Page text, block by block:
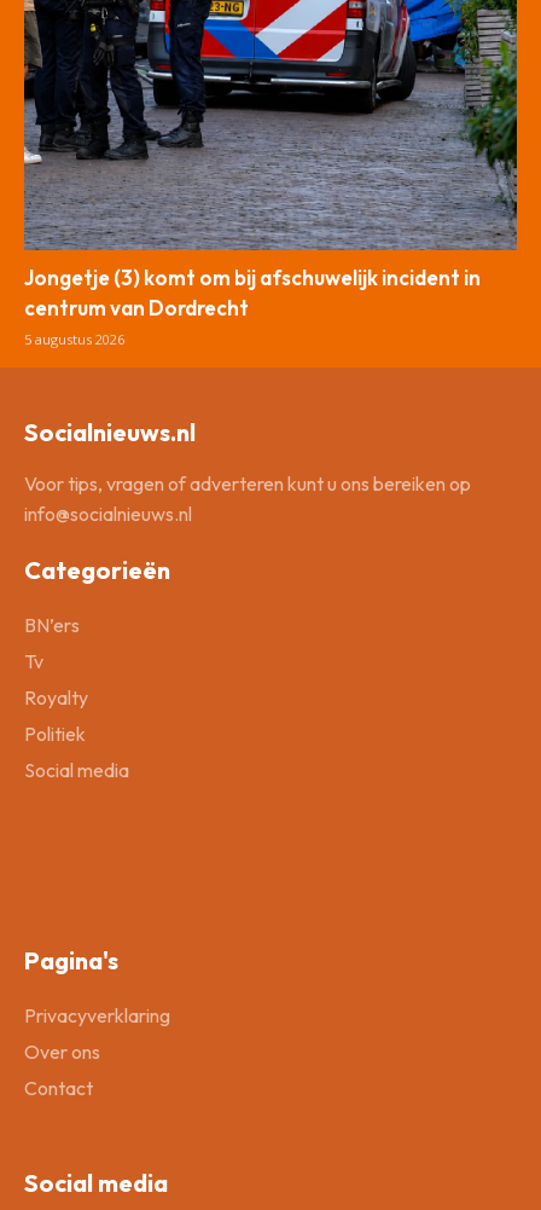
Jongetje (3) komt om bij afschuwelijk incident in
centrum van Dordrecht
5 augustus 2026
Socialnieuws.nl
Voor tips, vragen of adverteren kunt u ons bereiken op
info@socialnieuws.nl
Categorieën
BN’ers
Tv
Royalty
Politiek
Social media
Pagina's
Privacyverklaring
Over ons
Contact
Social media